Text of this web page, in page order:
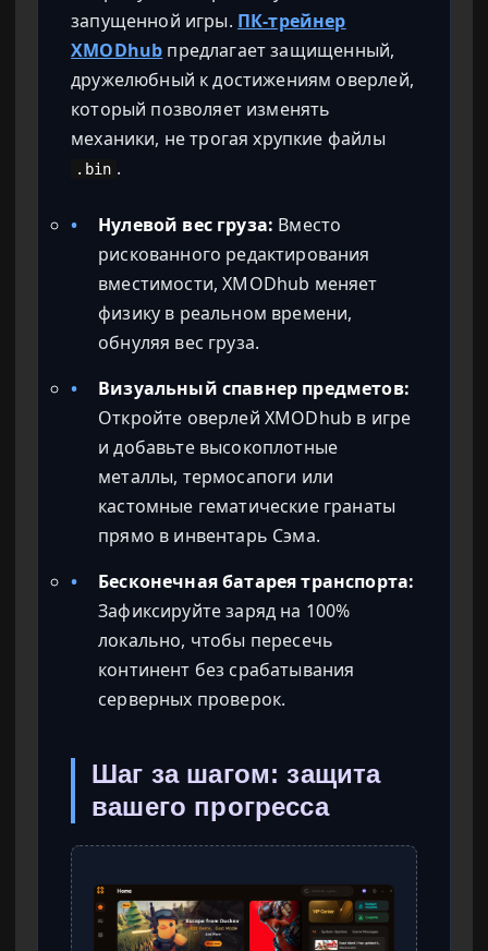
запущенной игры. ПК-трейнер
XMODhub предлагает защищенный,
дружелюбный к достижениям оверлей,
который позволяет изменять
механики, не трогая хрупкие файлы
.bin .
• Нулевой вес груза: Вместо
рискованного редактирования
вместимости, XMODhub меняет
физику в реальном времени,
обнуляя вес груза.
•
Визуальный спавнер предметов:
Откройте оверлей XMODhub в игре
и добавьте высокоплотные
металлы, термосапоги или
кастомные гематические гранаты
прямо в инвентарь Сэма.
•
Бесконечная батарея транспорта:
Зафиксируйте заряд на 100%
локально, чтобы пересечь
континент без срабатывания
серверных проверок.
Шаг за шагом: защита
вашего прогресса